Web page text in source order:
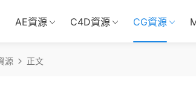
AE資源 C4D資源 CG資源
源 正文